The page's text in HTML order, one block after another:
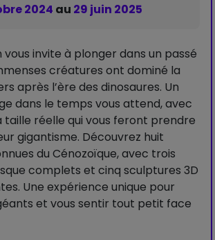
2024 au 29 juin 2025
invite à plonger dans un passé
créatures ont dominé la
après l’ère des dinosaures. Un
dans le temps vous attend, avec
taille réelle qui vous feront prendre
gigantisme. Découvrez huit
du Cénozoïque, avec trois
complets et cinq sculptures 3D
Une expérience unique pour
et vous sentir tout petit face